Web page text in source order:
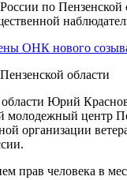
по Пензенской
области
Юрий
центр
организации
прав человека в